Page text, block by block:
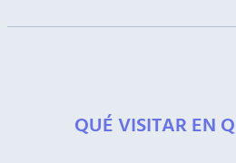
QUÉ VISITAR EN